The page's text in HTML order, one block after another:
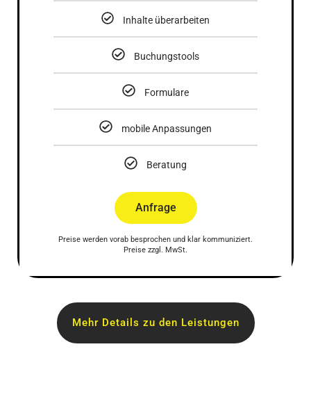
Inhalte überarbeiten
Buchungstools
Formulare
mobile Anpassungen
Beratung
Anfrage
Preise werden vorab besprochen und klar kommuniziert.
Preise zzgl. MwSt.
Mehr Details zu den Leistungen